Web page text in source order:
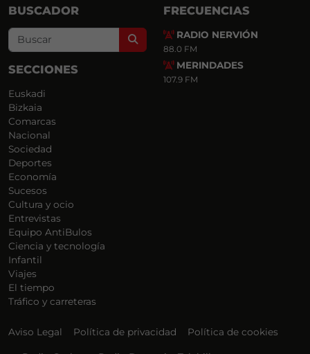
BUSCADOR
Search
SECCIONES
Euskadi
Bizkaia
Comarcas
Nacional
Sociedad
Deportes
Economía
Sucesos
Cultura y ocio
Entrevistas
Equipo AntiBulos
Ciencia y tecnología
Infantil
Viajes
El tiempo
Tráfico y carreteras
FRECUENCIAS
RADIO NERVIÓN
88.0 FM
MERINDADES
107.9 FM
Aviso Legal Política de privacidad Política de cookies